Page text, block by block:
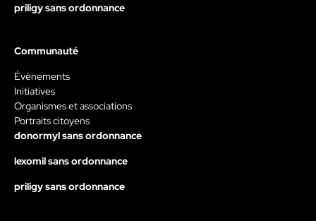
priligy sans ordonnance
Communauté
Évènements
Initiatives
Organismes et associations
Portraits citoyens
donormyl sans ordonnance
lexomil sans ordonnance
priligy sans ordonnance